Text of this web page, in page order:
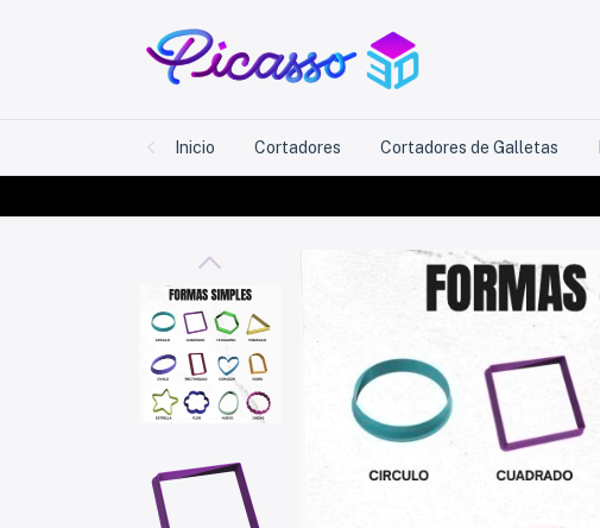
Inicio Cortadores Cortadores de Galletas